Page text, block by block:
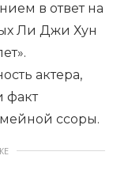
в ответ на
Ли Джи Хун
актера,
факт
ссоры.